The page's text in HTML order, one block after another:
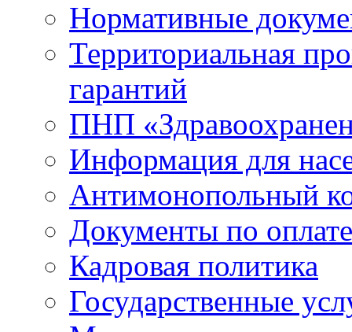
Нормативные
Территориальная
гарантий
ПНП
Информация для
Антимонопольный
Документы по
Кадровая политика
Государственные